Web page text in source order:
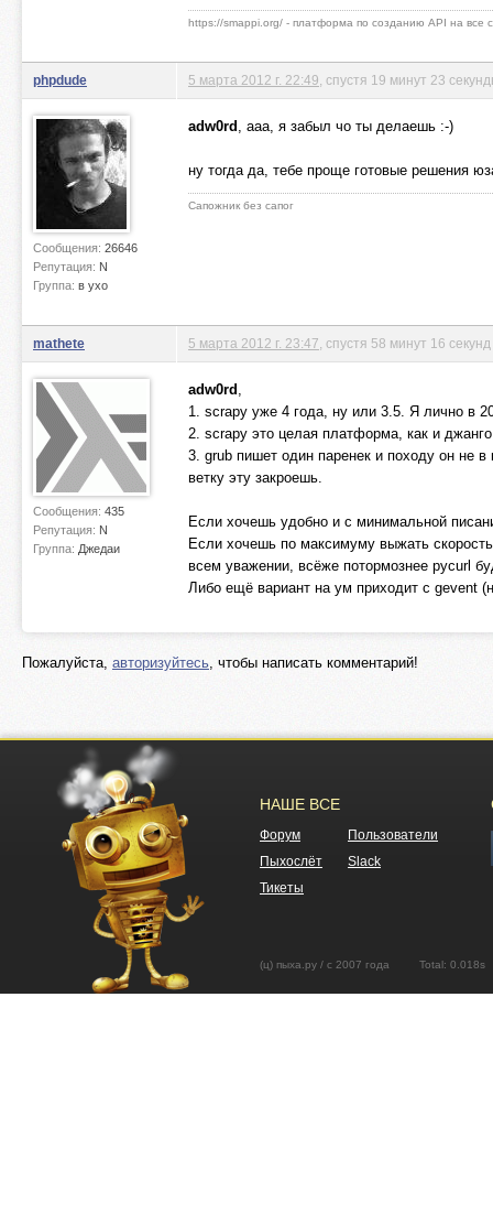
https://smappi.org/ - платформа по созданию API на все
phpdude
Сообщения: 26646
Репутация: N
Группа: в ухо
5 марта 2012 г. 22:49 , спустя 19 минут 23
adw0rd , ааа, я забыл чо ты делаешь :-)
ну тогда да, тебе проще готовые решения
Сапожник без сапог
mathete
Сообщения: 435
Репутация: N
Группа: Джедаи
5 марта 2012 г. 23:47 , спустя 58 минут 16 секунд
adw0rd ,
1. scrapy уже 4 года, ну или 3.5. Я лично в
2. scrapy это целая платформа, как и
3. grub пишет один паренек и походу он не
ветку эту закроешь.
Если хочешь удобно и с минимальной
Если хочешь по максимуму выжать
всем уважении, всёже потормознее pycurl
Либо ещё вариант на ум приходит с gevent
Пожалуйста, авторизуйтесь, чтобы написать комментарий!
НАШЕ ВСЕ
Форум
Пользователи
Пыхослёт
Slack
Тикеты
(ц) пыха.ру / с 2007 года Total: